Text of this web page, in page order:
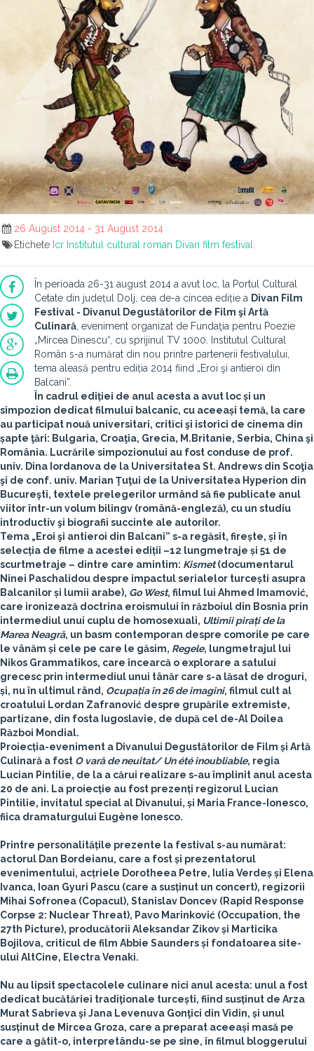
26 August 2014 - 31 August 2014
Etichete Icr Institutul cultural roman Divan film festival
În perioada 26-31 august 2014 a avut loc, la Portul Cultural
Cetate din județul Dolj, cea de-a cincea ediție a Divan Film
Festival - Divanul Degustătorilor de Film şi Artă
Culinară , eveniment organizat de Fundaţia pentru Poezie
„Mircea Dinescu“, cu sprijinul TV 1000. Institutul Cultural
Român s-a numărat din nou printre partenerii festivalului,
tema aleasă pentru ediția 2014 fiind „Eroi şi antieroi din
Balcani”.
În cadrul ediției de anul acesta a avut loc și un
simpozion dedicat filmului balcanic, cu aceeași temă, la care
au participat nouă universitari, critici şi istorici de cinema din
șapte ţări: Bulgaria, Croaţia, Grecia, M.Britanie, Serbia, China şi
România. Lucrările simpozionului au fost conduse de prof.
univ. Dina Iordanova de la Universitatea St. Andrews din Scoţia
şi de conf. univ. Marian Ţuţui de la Universitatea Hyperion din
Bucureşti, textele prelegerilor urmând să fie publicate anul
viitor într-un volum bilingv (română-engleză), cu un studiu
introductiv şi biografii succinte ale autorilor.
Tema „Eroi şi antieroi din Balcani” s-a regăsit, firește, și în
selecția de filme a acestei ediții –12 lungmetraje și 51 de
scurtmetraje – dintre care amintim: Kismet(documentarul
Ninei Paschalidou despre impactul serialelor turcești asupra
Balcanilor și lumii arabe), Go West, filmul lui Ahmed Imamović,
care ironizează doctrina eroismului în războiul din Bosnia prin
intermediul unui cuplu de homosexuali, Ultimii pirați de la
Marea Neagră, un basm contemporan despre comorile pe care
le vânăm și cele pe care le găsim, Regele, lungmetrajul lui
Nikos Grammatikos, care încearcă o explorare a satului
grecesc prin intermediul unui tânăr care s-a lăsat de droguri,
și, nu în ultimul rând, Ocupația în 26 de imagini, filmul cult al
croatului Lordan Zafranović despre grupările extremiste,
partizane, din fosta Iugoslavie, de după cel de-Al Doilea
Război Mondial.
Proiecția-eveniment a Divanului Degustătorilor de Film și Artă
Culinară a fost O vară de neuitat/ Un été inoubliable, regia
Lucian Pintilie, de la a cărui realizare s-au împlinit anul acesta
20 de ani. La proiecție au fost prezenți regizorul Lucian
Pintilie, invitatul special al Divanului, și Maria France-Ionesco,
fiica dramaturgului Eugène Ionesco.
Printre personalitățile prezente la festival s-au numărat:
actorul Dan Bordeianu, care a fost și prezentatorul
evenimentului, acțriele Dorotheea Petre, Iulia Verdeș și Elena
Ivanca, Ioan Gyuri Pascu (care a susținut un concert), regizorii
Mihai Sofronea (Copacul), Stanislav Doncev (Rapid Response
Corpse 2: Nuclear Threat), Pavo Marinković (Occupation, the
27th Picture), producătorii Aleksandar Zikov și Marticika
Bojilova, criticul de film Abbie Saunders și fondatoarea site-
ului AltCine, Electra Venaki.
Nu au lipsit spectacolele culinare nici anul acesta: unul a fost
dedicat bucătăriei tradiţionale turcești, fiind susținut de Arza
Murat Sabrieva şi Jana Levenuva Gonţici din Vidin, și unul
susținut de Mircea Groza, care a preparat aceeași masă pe
care a gătit-o, interpretându-se pe sine, în filmul bloggerului